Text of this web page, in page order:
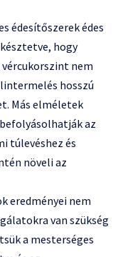
édesítőszerek édes
hogy
nem
hosszú
Más elméletek
az
túlevéshez és
növeli az
eredményei nem
van szükség
a mesterséges